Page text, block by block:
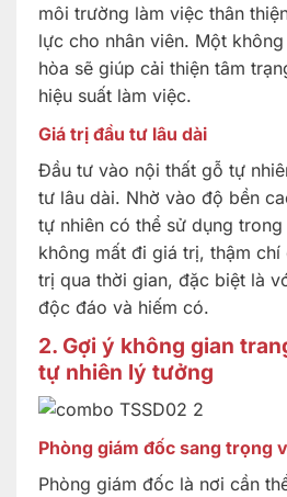
môi trường làm việc thân
lực cho nhân viên. Một
hòa sẽ giúp cải thiện tâm
hiệu suất làm việc.
Giá trị đầu tư lâu dài
Đầu tư vào nội thất gỗ tự
tư lâu dài. Nhờ vào độ bền
tự nhiên có thể sử dụng trong
không mất đi giá trị, thậm
trị qua thời gian, đặc biệt là
độc đáo và hiếm có.
2. Gợi ý không gian
tự nhiên lý tưởng
Phòng giám đốc sang trọng
Phòng giám đốc là nơi cần